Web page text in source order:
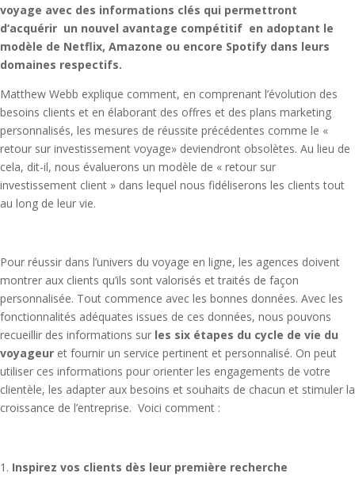
voyage avec des informations clés qui permettront
d’acquérir un nouvel avantage compétitif en adoptant le
modèle de Netflix, Amazone ou encore Spotify dans leurs
domaines respectifs.
Matthew Webb explique comment, en comprenant l’évolution des
besoins clients et en élaborant des offres et des plans marketing
personnalisés, les mesures de réussite précédentes comme le «
retour sur investissement voyage» deviendront obsolètes. Au lieu de
cela, dit-il, nous évaluerons un modèle de « retour sur
investissement client » dans lequel nous fidéliserons les clients tout
au long de leur vie.
Pour réussir dans l’univers du voyage en ligne, les agences doivent
montrer aux clients qu’ils sont valorisés et traités de façon
personnalisée. Tout commence avec les bonnes données. Avec les
fonctionnalités adéquates issues de ces données, nous pouvons
recueillir des informations sur les six étapes du cycle de vie du
voyageur et fournir un service pertinent et personnalisé. On peut
utiliser ces informations pour orienter les engagements de votre
clientèle, les adapter aux besoins et souhaits de chacun et stimuler la
croissance de l’entreprise. Voici comment :
Inspirez vos clients dès leur première recherche